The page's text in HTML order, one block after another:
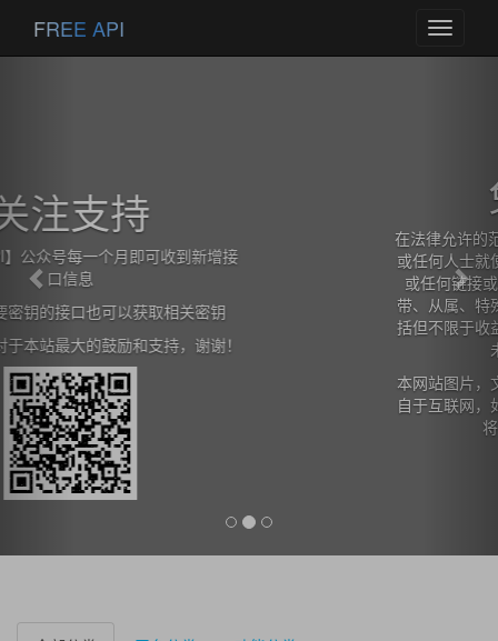
Toggle
FREE API
在法律允许的范围内，本网站在此声明,不承担用户
或任何人士就使用或未能使用本网站所提供的信息
或任何链接或项目所引致的任何直接、间接、附
带、从属、特殊、惩罚性或惩戒性的损害赔偿（包
括但不限于收益、预期利润的损失或失去的业务、
未实现预期的节省）。
本网站图片，文字，接口信息之类版权申明，皆来
自于互联网，如果侵犯，请及时通知我们，本网站
Previous